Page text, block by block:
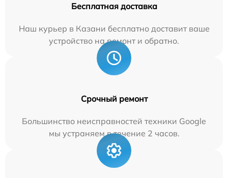
Бесплатная доставка
Наш курьер в Казани бесплатно доставит ваше
устройство на ремонт и обратно.
Срочный ремонт
Большинство неисправностей техники Google
мы устраняем в течение 2 часов.